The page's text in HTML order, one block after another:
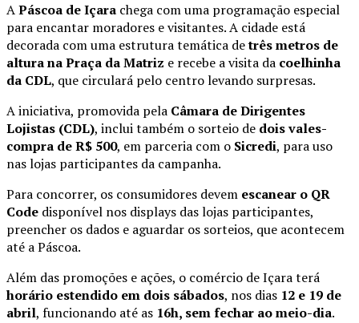
APáscoa de Içara chega com uma programação especial
para encantar moradores e visitantes. A cidade está
decorada com uma estrutura temática detrês metros de
altura na Praça da Matriz e recebe a visita da coelhinha
da CDL, que circulará pelo centro levando surpresas.
A iniciativa, promovida pela Câmara de Dirigentes
Lojistas (CDL), inclui também o sorteio de dois vales-
compra de R$ 500, em parceria com o Sicredi, para uso
nas lojas participantes da campanha.
Para concorrer, os consumidores devem escanear o QR
Code disponível nos displays das lojas participantes,
preencher os dados e aguardar os sorteios, que acontecem
até a Páscoa.
Além das promoções e ações, o comércio de Içara terá
horário estendido em dois sábados, nos dias 12 e 19 de
abril, funcionando até as 16h, sem fechar ao meio-dia.